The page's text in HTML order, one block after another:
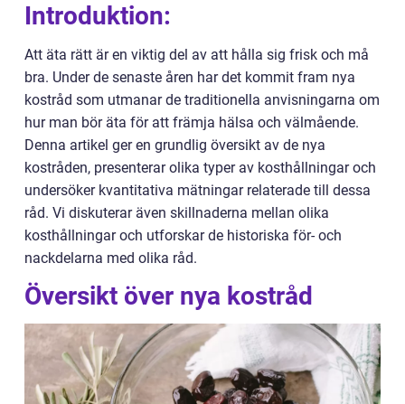
Introduktion:
Att äta rätt är en viktig del av att hålla sig frisk och må
bra. Under de senaste åren har det kommit fram nya
kostråd som utmanar de traditionella anvisningarna om
hur man bör äta för att främja hälsa och välmående.
Denna artikel ger en grundlig översikt av de nya
kostråden, presenterar olika typer av kosthållningar och
undersöker kvantitativa mätningar relaterade till dessa
råd. Vi diskuterar även skillnaderna mellan olika
kosthållningar och utforskar de historiska för- och
nackdelarna med olika råd.
Översikt över nya kostråd